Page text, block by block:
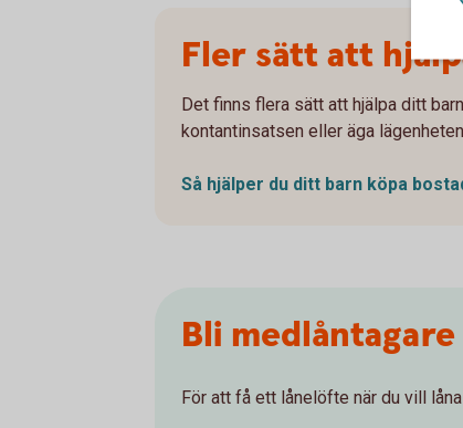
Fler sätt att
Det finns flera sätt att hjälpa ditt
kontantinsatsen eller äga
Så hjälper du ditt barn köpa
Bli
För att få ett lånelöfte när du vill